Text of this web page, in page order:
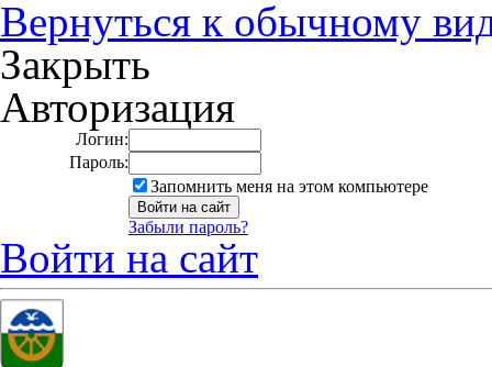
Вернуться к обычному
Закрыть
Авторизация
Логин:
Пароль:
Запомнить меня на этом компьютере
Забыли пароль?
Войти на сайт